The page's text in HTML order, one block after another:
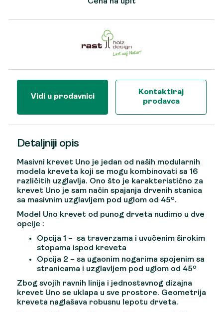
Vidi u prodavnici
Kontaktiraj
prodavca
Detaljniji opis
Masivni krevet Uno je jedan od naših modularnih
modela kreveta koji se mogu kombinovati sa 16
različitih uzglavlja. Ono što je karakteristično za
krevet Uno je sam način spajanja drvenih stanica
sa masivnim uzglavljem pod uglom od 45º.
Model Uno krevet od punog drveta nudimo u dve
opcije :
Opcija 1 – sa traverzama i uvučenim širokim
stopama ispod kreveta
Opcija 2 – sa ugaonim nogarima spojenim sa
stranicama i uzglavljem pod uglom od 45º
Zbog svojih ravnih linija i jednostavnog dizajna
krevet Uno se uklapa u sve prostore. Geometrija
kreveta naglašava robusnu lepotu drveta.